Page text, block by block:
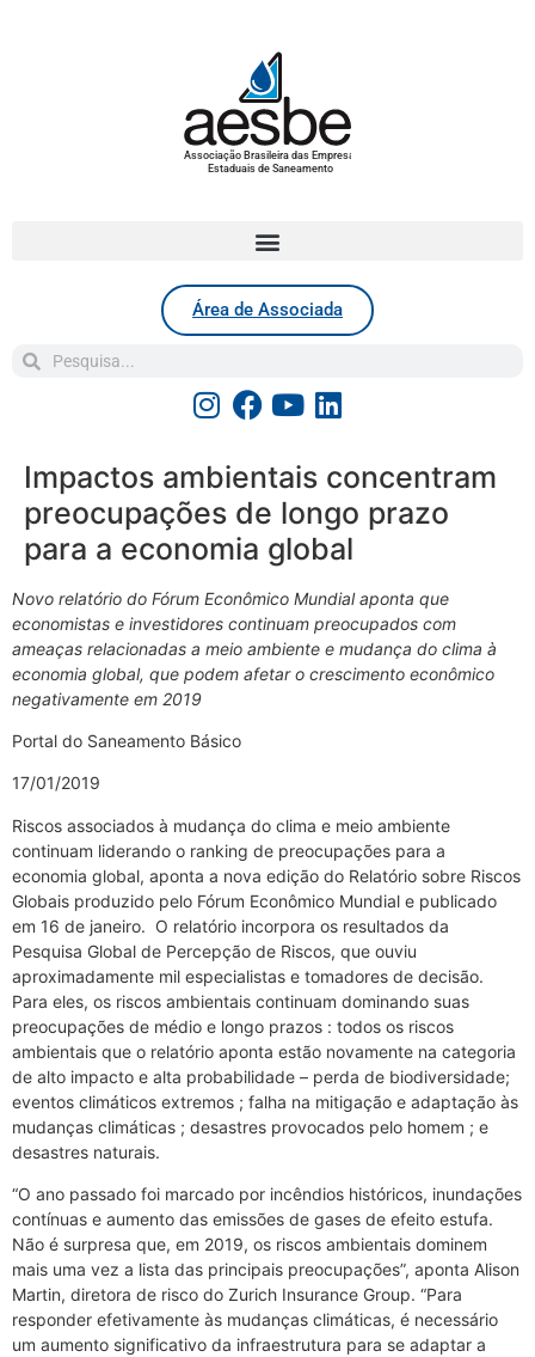
Associação Brasileira das Empresas
Estaduais de Saneamento
Área de Associada
Impactos ambientais concentram
preocupações de longo prazo
para a economia global
Novo relatório do Fórum Econômico Mundial aponta que
economistas e investidores continuam preocupados com
ameaças relacionadas a meio ambiente e mudança do clima à
economia global, que podem afetar o crescimento econômico
negativamente em 2019
Portal do Saneamento Básico
17/01/2019
Riscos associados à mudança do clima e meio ambiente
continuam liderando o ranking de preocupações para a
economia global, aponta a nova edição do Relatório sobre Riscos
Globais produzido pelo Fórum Econômico Mundial e publicado
em 16 de janeiro. O relatório incorpora os resultados da
Pesquisa Global de Percepção de Riscos, que ouviu
aproximadamente mil especialistas e tomadores de decisão.
Para eles, os riscos ambientais continuam dominando suas
preocupações de médio e longo prazos : todos os riscos
ambientais que o relatório aponta estão novamente na categoria
de alto impacto e alta probabilidade – perda de biodiversidade;
eventos climáticos extremos ; falha na mitigação e adaptação às
mudanças climáticas ; desastres provocados pelo homem ; e
desastres naturais.
“O ano passado foi marcado por incêndios históricos, inundações
contínuas e aumento das emissões de gases de efeito estufa.
Não é surpresa que, em 2019, os riscos ambientais dominem
mais uma vez a lista das principais preocupações”, aponta Alison
Martin, diretora de risco do Zurich Insurance Group. “Para
responder efetivamente às mudanças climáticas, é necessário
um aumento significativo da infraestrutura para se adaptar a